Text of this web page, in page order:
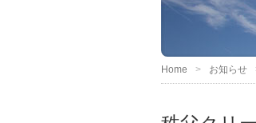
Home お知らせ